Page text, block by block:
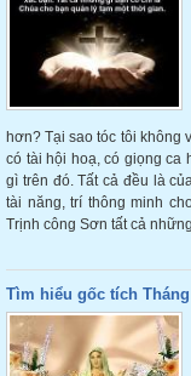
hơn? Tại sao tóc tôi không
có tài hội hoạ, có giọng ca
gì trên đó. Tất cả đều là
tài năng, trí thông minh
Trịnh công Sơn tất cả
Tìm hiểu gốc tích